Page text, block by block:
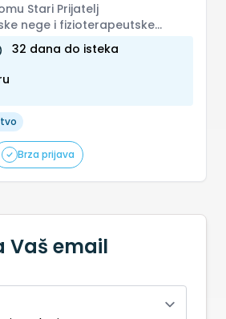
Stari Prijatelj
nege i fizioterapeutske
doma za stara lica. R...
32 dana do isteka
Brza prijava
Vaš email